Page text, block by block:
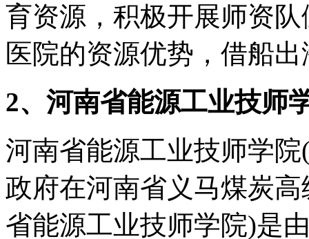
育资源，积极开展师资
医院的资源优势，借船
2、河南省能源工业技师
河南省能源工业技师学
政府在河南省义马煤炭
省能源工业技师学院)是